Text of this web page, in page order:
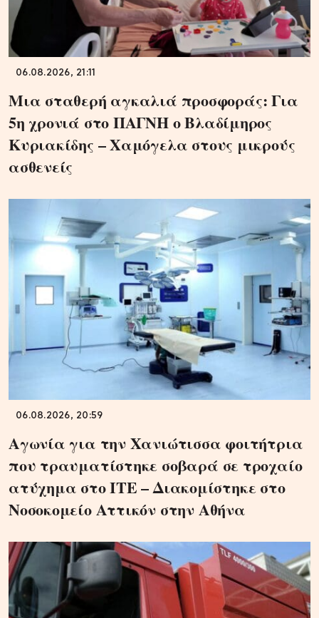
06.08.2026, 21:11
Μια σταθερή αγκαλιά προσφοράς: Για
5η χρονιά στο ΠΑΓΝΗ ο Βλαδίμηρος
Κυριακίδης – Χαμόγελα στους μικρούς
ασθενείς
06.08.2026, 20:59
Αγωνία για την Χανιώτισσα φοιτήτρια
που τραυματίστηκε σοβαρά σε τροχαίο
ατύχημα στο ΙΤΕ – Διακομίστηκε στο
Νοσοκομείο Αττικόν στην Αθήνα